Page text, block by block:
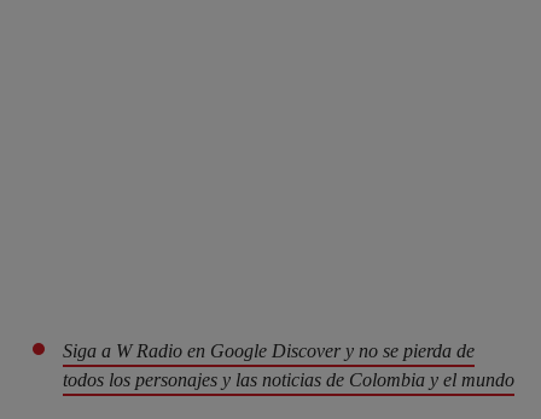
Siga a W Radio en Google Discover y no se pierda de
todos los personajes y las noticias de Colombia y el mundo